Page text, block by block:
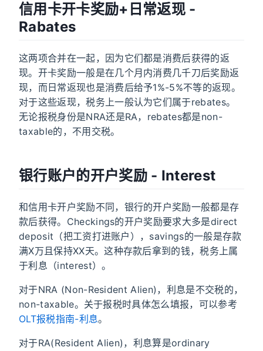
信用卡开卡奖励+日常返现 -
Rabates
这两项合并在一起，因为它们都是消费后获得的返
现。开卡奖励一般是在几个月内消费几千刀后奖励返
现，而日常返现也是消费后给予1%-5%不等的返现。
对于这些返现，税务上一般认为它们属于rebates。
无论报税身份是NRA还是RA，rebates都是non-
taxable的，不用交税。
银行账户的开户奖励 - Interest
和信用卡开户奖励不同，银行的开户奖励一般都是存
款后获得。Checkings的开户奖励要求大多是direct
deposit（把工资打进账户），savings的一般是存款
满X万且保持XX天。这种存款后拿到的钱，税务上属
于利息（interest）。
对于NRA (Non-Resident Alien)，利息是不交税的，
non-taxable。关于报税时具体怎么填报，可以参考
OLT报税指南-利息。
对于RA(Resident Alien)，利息算是ordinary